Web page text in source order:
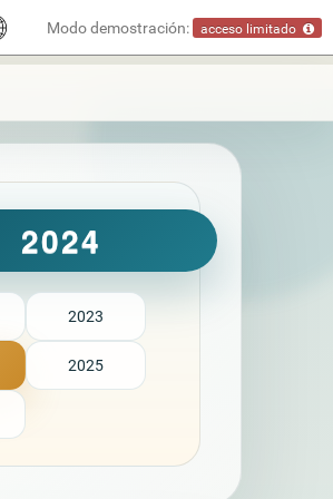
Modo demostración: acceso limitado
2024
2023
2025